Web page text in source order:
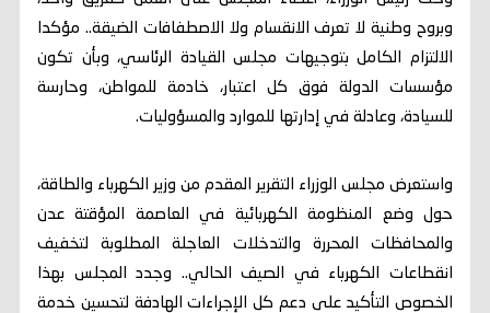
وبروح وطنية لا تعرف الانقسام ولا الاصطفافات الضيقة.. مؤكدا
الالتزام الكامل بتوجيهات مجلس القيادة الرئاسي، وبأن تكون
مؤسسات الدولة فوق كل اعتبار، خادمة للمواطن، وحارسة
للسيادة، وعادلة في إدارتها للموارد والمسؤوليات.
واستعرض مجلس الوزراء التقرير المقدم من وزير الكهرباء والطاقة،
حول وضع المنظومة الكهربائية في العاصمة المؤقتة عدن
والمحافظات المحررة والتدخلات العاجلة المطلوبة لتخفيف
انقطاعات الكهرباء في الصيف الحالي.. وجدد المجلس بهذا
الخصوص التأكيد على دعم كل الإجراءات الهادفة لتحسين خدمة